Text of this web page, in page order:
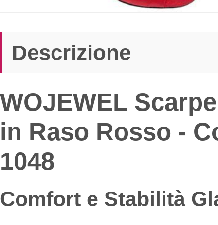
Descrizione
WOJEWEL
in Raso Rosso -
1048
Comfort e Stabilità